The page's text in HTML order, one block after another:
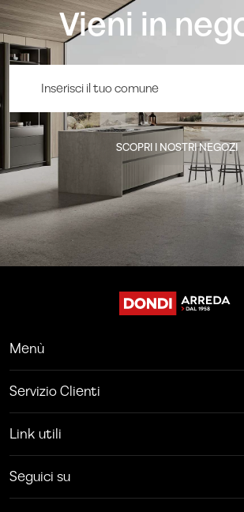
Vieni in
SCOPRI I NOSTRI NEGOZI
Menù
Servizio Clienti
Link utili
Seguici su